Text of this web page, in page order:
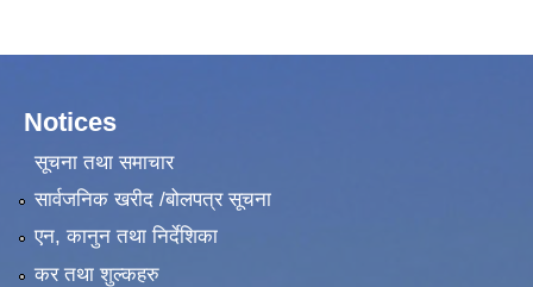
Notices
सूचना तथा समाचार
सार्वजनिक खरीद /बोलपत्र सूचना
एन, कानुन तथा निर्देशिका
कर तथा शुल्कहरु